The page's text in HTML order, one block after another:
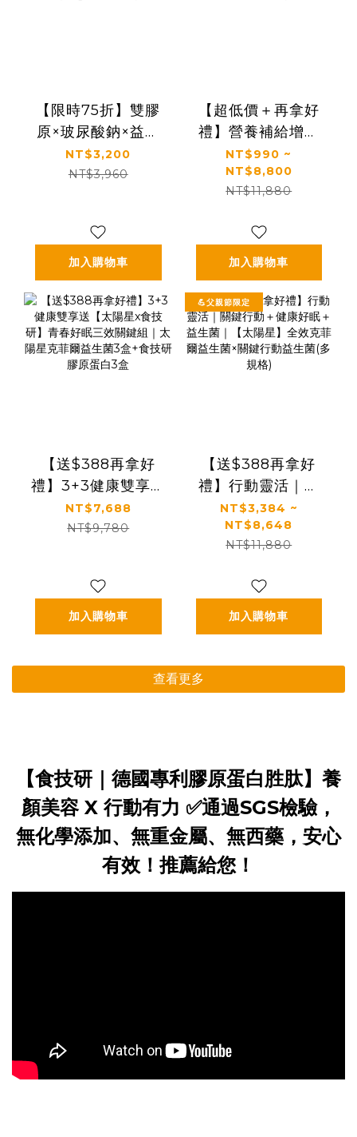
【限時75折】雙膠
原×玻尿酸鈉×益生
菌 配方升級｜【太
陽星】關鍵行動益
NT$3,200
NT$3,960
加入購物車
【超低價＋再拿好
禮】營養補給增強
體力推薦｜【太陽
星】全效乳鐵蛋白
(3g*30包/盒，多規
NT$990 ~
NT$8,800
NT$11,880
加入購物車
【送$388再拿好
禮】3+3健康雙享送
【太陽星x食技研】
青春好眠三效關鍵
膠原蛋白3盒
NT$7,688
NT$9,780
加入購物車
💪父親節限定
【送$388再拿好
禮】行動靈活｜關
鍵行動＋健康好眠
＋益生菌｜【太陽
星】全效克菲爾益
菌(多規格)
NT$3,384 ~
NT$8,648
NT$11,880
加入購物車
查看更多
【食技研｜德國專利膠原蛋白胜肽】養
顏美容 X 行動有力 ✅通過SGS檢驗，
無化學添加、無重金屬、無西藥，安心
有效！推薦給您！